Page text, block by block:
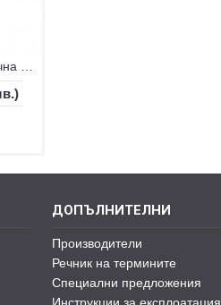
Ajax KeyPad - безжична клавиатура
ДОПЪЛНИТЕЛНИ
Производители
Речник на термините
Специални предложения
Инструкции за експлоатация